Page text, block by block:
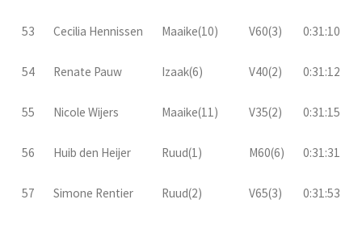
53 Cecilia Hennissen Maaike(10) V60(3) 0:31:10
54 Renate Pauw Izaak(6) V40(2) 0:31:12
55 Nicole Wijers Maaike(11) V35(2) 0:31:15
56 Huib den Heijer Ruud(1) M60(6) 0:31:31
57 Simone Rentier Ruud(2) V65(3) 0:31:53